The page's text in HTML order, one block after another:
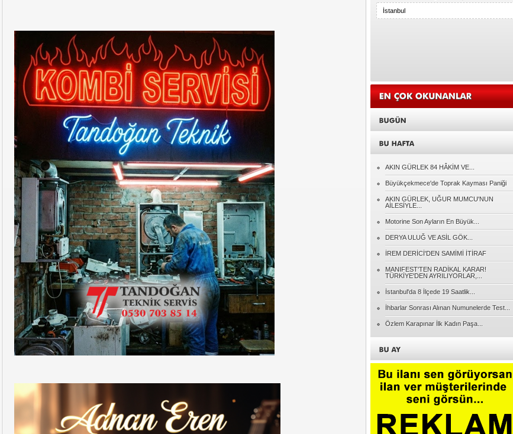
Hasan KARAGÖZ
Allah'ın Laneti
DENGESİZLİK ÇAĞI DESEM
Adnan EREN
CİMER'e Giden Her İhbar Ciddiyetle
Değerlendirilmeli
Naci KONYAR
Gidenlerin Ardından
Müslüm SÖYLER
Cumhuriyet....
Özcan PEHLİVANOĞLU
KENDİ BİNDİĞİ DALI KESMEK!..
AKIN GÜRLEK 84 HÂKİM VE...
Büyükçekmece'de Toprak Kayması Paniği
AKIN GÜRLEK, UĞUR MUMCU'NUN
AİLESİYLE...
Motorine Son Ayların En Büyük...
DERYA ULUĞ VE ASİL GÖK...
İREM DERİCİ'DEN SAMİMİ İTİRAF
MANIFEST'TEN RADİKAL KARAR!
TÜRKİYE'DEN AYRILIYORLAR,...
İstanbul'da 8 İlçede 19 Saatlik...
İhbarlar Sonrası Alınan Numunelerde Test...
Özlem Karapınar İlk Kadın Paşa...